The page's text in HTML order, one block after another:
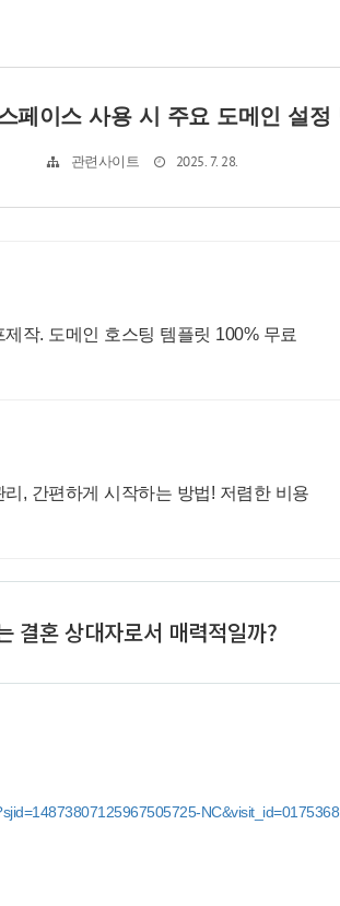
페이스 사용 시 주요 도메인 설정
관련사이트 2025. 7. 28.
작. 도메인 호스팅 템플릿 100% 무료
, 간편하게 시작하는 방법! 저렴한 비용